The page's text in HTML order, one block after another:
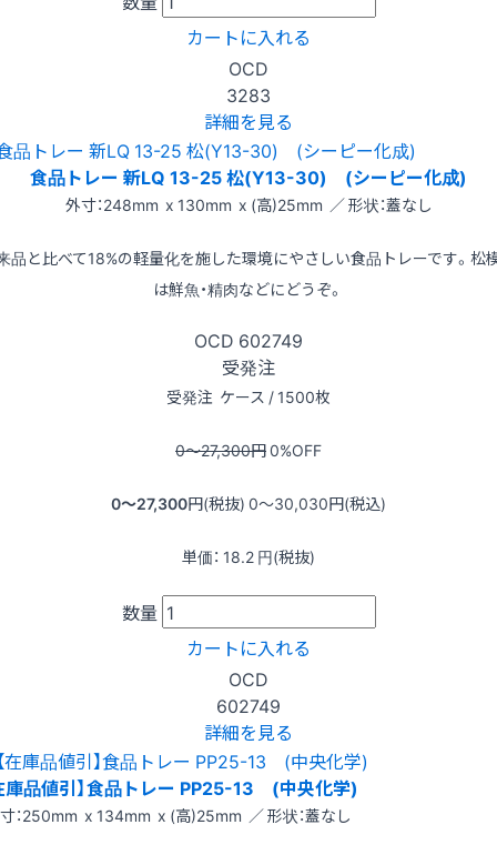
カートに入れる
OCD
3283
詳細を見る
食品トレー 新LQ 13-25 松(Y13-30) (シーピー化成)
外寸：248mm x 130mm x (高)25mm ／ 形状：蓋なし
品と比べて18%の軽量化を施した環境にやさしい食品トレーです。松
は鮮魚・精肉などにどうぞ。
OCD 602749
受発注
受発注 ケース / 1500枚
0〜27,300円0%OFF
0〜27,300円(税抜) 0〜30,030円(税込)
単価： 18.2 円(税抜)
数量
カートに入れる
OCD
602749
詳細を見る
庫品値引】食品トレー PP25-13 (中央化学)
：250mm x 134mm x (高)25mm ／ 形状：蓋なし